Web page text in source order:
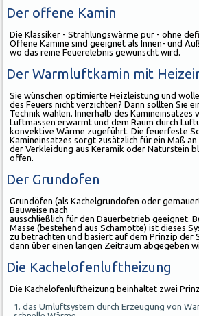
Der offene Kamin
Die Klassiker - Strahlungswärme pur - ohne
Offene Kamine sind geeignet als Innen- und
wo das reine Feuerelebnis gewünscht wird.
Der Warmluftkamin mit
Sie wünschen optimierte Heizleistung und
des Feuers nicht verzichten? Dann sollten Sie
Technik wählen. Innerhalb des Kamineinsatzes
Luftmassen erwärmt und dem Raum durch
konvektive Wärme zugeführt. Die feuerfeste
Kamineinsatzes sorgt zusätzlich für ein Maß
der Verkleidung aus Keramik oder Naturstein
offen.
Der Grundofen
Grundöfen (als Kachelgrundofen oder
Bauweise nach
ausschließlich für den Dauerbetrieb geeignet.
Masse (bestehend aus Schamotte) ist dieses
zu betrachten und basiert auf dem Prinzip der
dann über einen langen Zeitraum abgegeben
Die Kachelofenluftheizung
Die Kachelofenluftheizung beinhaltet zwei
das Umluftsystem durch Erzeugung von